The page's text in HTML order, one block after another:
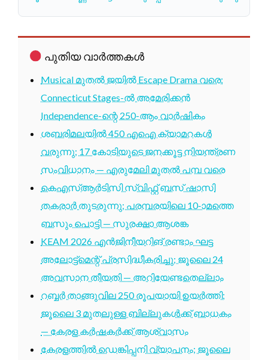
പുതിയ വാർത്തകൾ
Musical മുതൽ ജയിൽ Escape Drama വരെ:
Connecticut Stages-ൽ അമേരിക്കൻ
Independence-ന്റെ 250-ആം വാർഷികം
ശബരിമലയിൽ 450 എഐ ക്യാമറകൾ
വരുന്നു; 17 കോടിയുടെ ജനക്കൂട്ട നിയന്ത്രണ
സംവിധാനം — എരുമേലി മുതൽ പമ്പ വരെ
കെഎസ്ആർടിസി സ്വിഫ്റ്റ് ബസ് ഷാസി
തകരാർ തുടരുന്നു; പരമ്പരയിലെ 10-ാമത്തെ
ബസും പൊട്ടി — സുരക്ഷാ ആശങ്ക
KEAM 2026 എൻജിനീയറിങ് രണ്ടാം ഘട്ട
അലോട്ട്മെന്റ് പ്രസിദ്ധീകരിച്ചു; ജൂലൈ 24
അവസാന തീയതി — അറിയേണ്ടതെല്ലാം
റബ്ബർ താങ്ങുവില 250 രൂപയായി ഉയർത്തി;
ജൂലൈ 3 മുതലുള്ള ബില്ലുകൾക്ക് ബാധകം
— കേരള കർഷകർക്ക് ആശ്വാസം
കേരളത്തിൽ ഡെങ്കിപ്പനി വ്യാപനം; ജൂലൈ